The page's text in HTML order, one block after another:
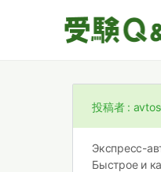
投稿者 :
Экспресс-
Быстрое и